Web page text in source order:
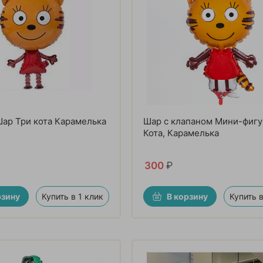
Три кота Карамелька
Купить в 1 клик
Шар с клапаном Мини-
Кота, Карамелька
300 ₽
В корзину Купить